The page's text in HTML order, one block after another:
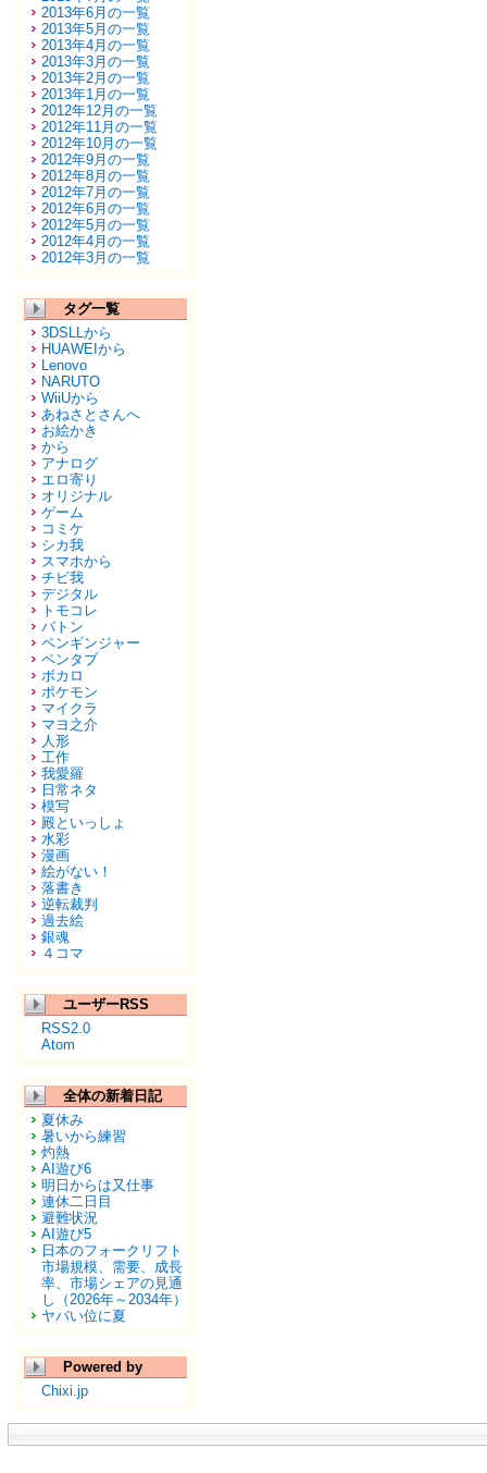
2013年6月の一覧
2013年5月の一覧
2013年4月の一覧
2013年3月の一覧
2013年2月の一覧
2013年1月の一覧
2012年12月の一覧
2012年11月の一覧
2012年10月の一覧
2012年9月の一覧
2012年8月の一覧
2012年7月の一覧
2012年6月の一覧
2012年5月の一覧
2012年4月の一覧
2012年3月の一覧
タグ一覧
3DSLLから
HUAWEIから
Lenovo
NARUTO
WiiUから
あねさとさんへ
お絵かき
から
アナログ
エロ寄り
オリジナル
ゲーム
コミケ
シカ我
スマホから
チビ我
デジタル
トモコレ
バトン
ペンギンジャー
ペンタブ
ボカロ
ポケモン
マイクラ
マヨ之介
人形
工作
我愛羅
日常ネタ
模写
殿といっしょ
水彩
漫画
絵がない！
落書き
逆転裁判
過去絵
銀魂
４コマ
ユーザーRSS
RSS2.0
Atom
全体の新着日記
夏休み
暑いから練習
灼熱
AI遊び6
明日からは又仕事
連休二日目
避難状況
AI遊び5
日本のフォークリフト
市場規模、需要、成長
率、市場シェアの見通
し（2026年～2034年）
ヤバい位に夏
Powered by
Chixi.jp